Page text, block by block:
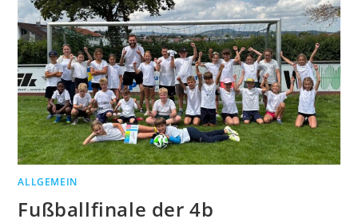
ALLGEMEIN
Fußballfinale der 4b